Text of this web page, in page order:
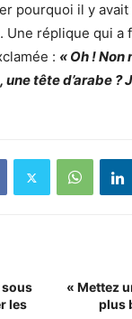
pourquoi il y
Une réplique qui a
: « Oh !
une tête d’arabe
sous
les
« Mettez
plus